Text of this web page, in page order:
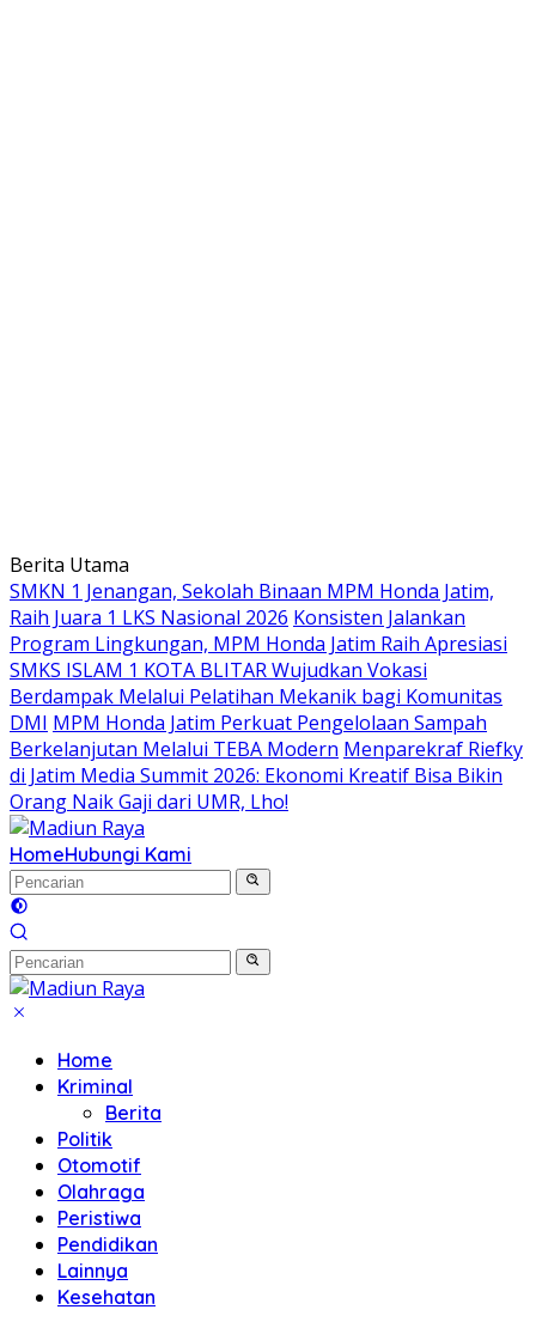
Langsung
ke
konten
Berita Utama
SMKN 1 Jenangan, Sekolah Binaan MPM Honda Jatim,
Raih Juara 1 LKS Nasional 2026 Konsisten Jalankan
Program Lingkungan, MPM Honda Jatim Raih Apresiasi
SMKS ISLAM 1 KOTA BLITAR Wujudkan Vokasi
Berdampak Melalui Pelatihan Mekanik bagi Komunitas
DMI MPM Honda Jatim Perkuat Pengelolaan Sampah
Berkelanjutan Melalui TEBA Modern Menparekraf Riefky
di Jatim Media Summit 2026: Ekonomi Kreatif Bisa Bikin
Orang Naik Gaji dari UMR, Lho!
HomeHubungi Kami
Home
Kriminal
Berita
Politik
Otomotif
Olahraga
Peristiwa
Pendidikan
Lainnya
Kesehatan